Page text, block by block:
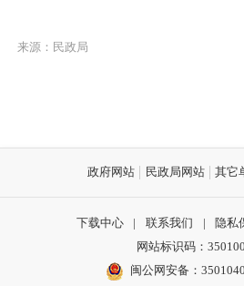
来源：民政局
政府网站 民政局网站 其它
下载中心 | 联系我们 | 隐私
网站标识码：
闽公网安备：